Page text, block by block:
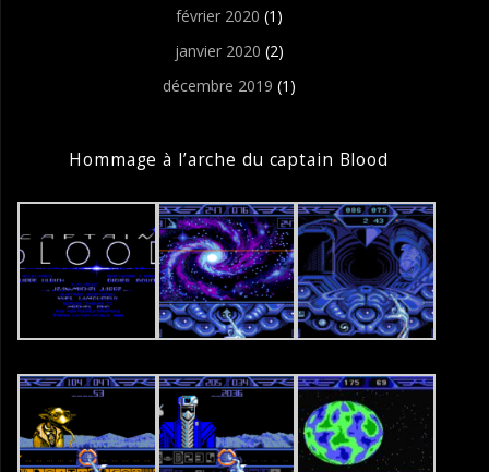
février 2020 (1)
janvier 2020 (2)
décembre 2019 (1)
Hommage à l’arche du captain Blood